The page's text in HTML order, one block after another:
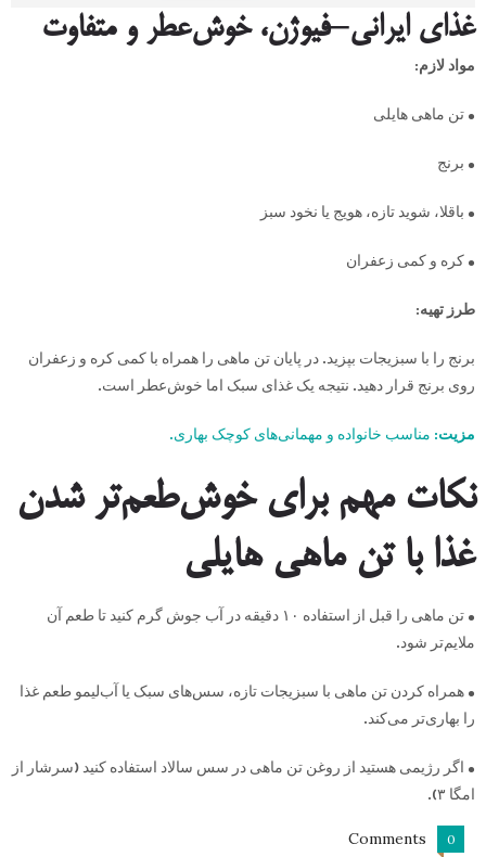
غذای ایرانی–فیوژن، خوش‌عطر و متفاوت
مواد لازم:
• تن ماهی هایلی
• برنج
• باقلا، شوید تازه، هویج یا نخود سبز
• کره و کمی زعفران
طرز تهیه:
برنج را با سبزیجات بپزید. در پایان تن ماهی را همراه با کمی کره و زعفران
روی برنج قرار دهید. نتیجه یک غذای سبک اما خوش‌عطر است.
مزیت: مناسب خانواده و مهمانی‌های کوچک بهاری.
نکات مهم برای خوش‌طعم‌تر شدن
غذا با تن ماهی هایلی
• تن ماهی را قبل از استفاده ۱۰ دقیقه در آب جوش گرم کنید تا طعم آن
ملایم‌تر شود.
• همراه کردن تن ماهی با سبزیجات تازه، سس‌های سبک یا آب‌لیمو طعم غذا
را بهاری‌تر می‌کند.
• اگر رژیمی هستید از روغن تن ماهی در سس سالاد استفاده کنید (سرشار از
امگا ۳).
0
Comments